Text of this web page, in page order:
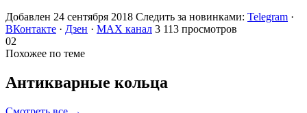
Добавлен 24 сентября 2018 Следить за новинками: Telegram ·
ВКонтакте · Дзен · MAX канал 3 113 просмотров
02
Похожее по теме
Антикварные кольца